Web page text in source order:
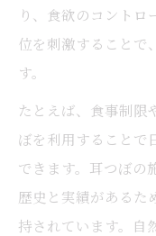
り、食欲のコント
位を刺激することで
す。
たとえば、食事制限
ぼを利用することで
できます。耳つぼの
歴史と実績があるた
持されています。自